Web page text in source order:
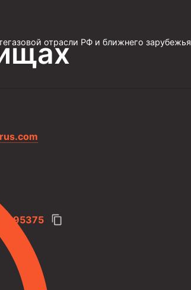
отрасли РФ и ближнего зарубежья